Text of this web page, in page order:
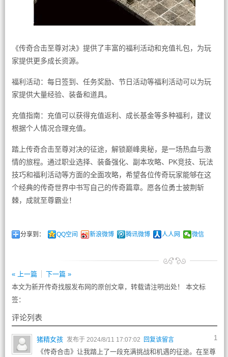
《传奇合击至尊对决》提供了丰富的福利活动和充值礼包，为玩
家提供更多成长资源。
福利活动：每日签到、任务奖励、节日活动等福利活动可以为玩
家提供大量经验、装备和道具。
充值指南：充值可以获得充值返利、成长基金等多种福利，建议
根据个人情况合理充值。
踏上传奇合击至尊对决的征途，解锁巅峰奥秘，是一场热血与激
情的旅程。通过职业选择、装备强化、副本攻略、PK竞技、玩法
技巧和福利活动等方面的全面攻略，希望各位传奇玩家能够在这
个经典的传奇世界中书写自己的传奇篇章。愿各位勇士披荆斩
棘，成就至尊霸业！
分享到： QQ空间 新浪微博 腾讯微博 人人网 微信
« 上一篇
下一篇 »
本文为新开传奇找服发布网的原创文章，转载请注明出处！ 本文标
签：
评论列表
1
猪精女孩 发布于 2024/8/11 17:07:02 回复该留言
《传奇合击》让我踏上了一段充满挑战和机遇的征途。在至尊